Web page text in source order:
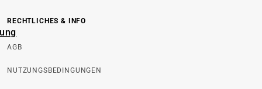
RECHTLICHES & INFO
AGB
NUTZUNGSBEDINGUNGEN